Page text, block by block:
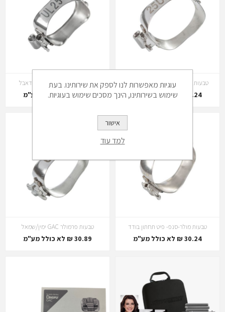
טבעות מולר(רכות)-איידל עליון 0.22
30.24 ₪ לא כולל מע"מ
טבעות מולר-סנפ פיט עליון -דאבל
30.24 ₪ לא כולל מע"מ
טבעות מולר-סנפ- פיט תחתון בודד
30.24 ₪ לא כולל מע"מ
טבעות פרמולר GAC ימין/שמאל
30.89 ₪ לא כולל מע"מ
עוגיות מאפשרות לנו לספק את שירותינו. בעת
שימוש בשירותינו, הינך מסכים שימוש בעוגיות.
אישור
למד עוד